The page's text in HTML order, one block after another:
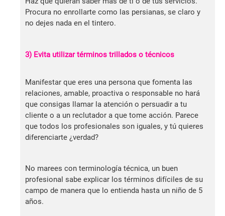
Procura no enrollarte como las persianas, se claro y
no dejes nada en el tintero.
3) Evita utilizar términos trillados o técnicos
Manifestar que eres una persona que fomenta las
relaciones, amable, proactiva o responsable no hará
que consigas llamar la atención o persuadir a tu
cliente o a un reclutador a que tome acción. Parece
que todos los profesionales son iguales, y tú quieres
diferenciarte ¿verdad?
No marees con terminología técnica, un buen
profesional sabe explicar los términos difíciles de su
campo de manera que lo entienda hasta un niño de 5
años.